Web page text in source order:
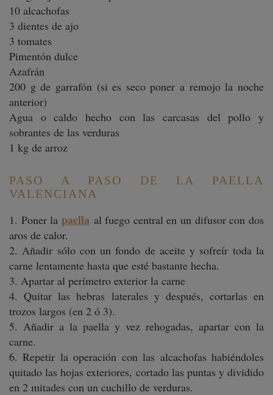
10 alcachofas
3 dientes de ajo
3 tomates
Pimentón dulce
Azafrán
200 g de garrafón (si es seco poner a remojo la noche
anterior)
Agua o caldo hecho con las carcasas del pollo y
sobrantes de las verduras
1 kg de arroz
PASO A PASO DE LA PAELLA
VALENCIANA
1. Poner la paella al fuego central en un difusor con dos
aros de calor.
2. Añadir sólo con un fondo de aceite y sofreír toda la
carne lentamente hasta que esté bastante hecha.
3. Apartar al perímetro exterior la carne
4. Quitar las hebras laterales y después, cortarlas en
trozos largos (en 2 ó 3).
5. Añadir a la paella y vez rehogadas, apartar con la
carne.
6. Repetir la operación con las alcachofas habiéndoles
quitado las hojas exteriores, cortado las puntas y dividido
en 2 mitades con un cuchillo de verduras.